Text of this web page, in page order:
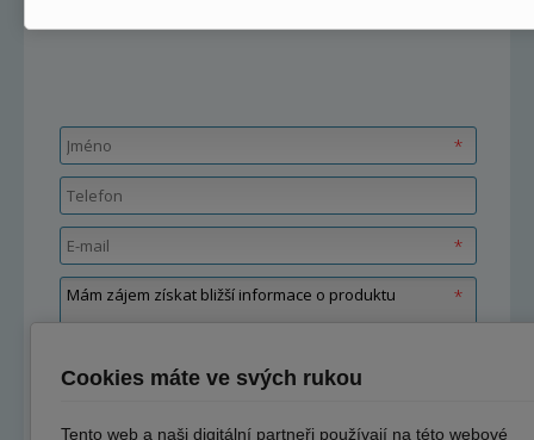
Cookies máte ve svých rukou
Tento web a naši digitální partneři používají na této webové